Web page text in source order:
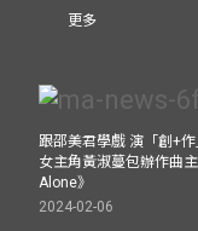
更多
跟邵美君學戲 演「創+
女主角黃淑蔓包辦作曲
Alone》
2024-02-06